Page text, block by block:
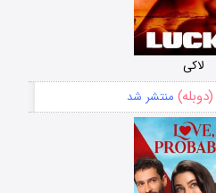
لاکی
منتشر شد